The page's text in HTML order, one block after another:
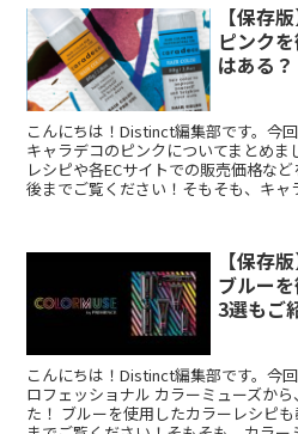
【保存
ピンク
はある？
こんにちは！Distinct編集部です。今
キャラデコのピンクについてまとめ
レシピや各ECサイトでの販売価格な
後までご覧ください！そもそも、キャ
【保存
ブルー
3選もご
こんにちは！Distinct編集部です。今
ロフェッショナル カラーミューズか
た！ ブルーを使用したカラーレシピ